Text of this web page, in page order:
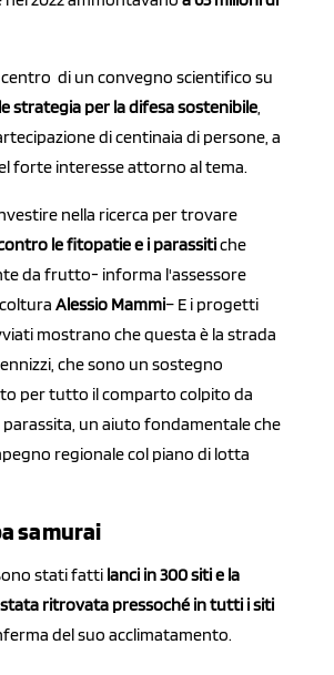
di un convegno scientifico su
strategia per la difesa sostenibile,
di centinaia di persone, a
forte interesse attorno al tema.
nella ricerca per trovare
le fitopatie e i parassitiche
da frutto- informa l'assessore
Alessio Mammi– E i progetti
mostrano che questa è la strada
che sono un sostegno
per tutto il comparto colpito da
un aiuto fondamentale che
regionale col piano di lotta
samurai
stati fatti lanci in 300 siti e la
ritrovata pressoché in tutti i siti
del suo acclimatamento.